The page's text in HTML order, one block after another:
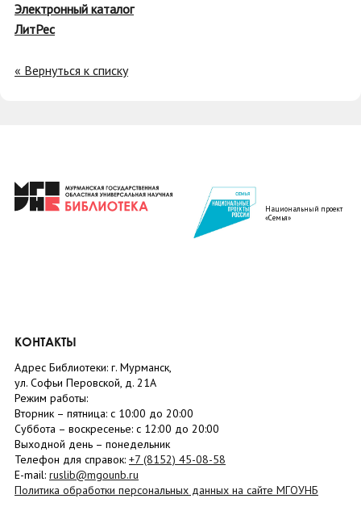
Электронный каталог
ЛитРес
« Вернуться к списку
Национальный проект
«Семья»
КОНТАКТЫ
Адрес Библиотеки: г. Мурманск,
ул. Софьи Перовской, д. 21А
Режим работы:
Вторник – пятница: с 10:00 до 20:00
Суббота – воскресенье: c 12:00 до 20:00
Выходной день – понедельник
Телефон для справок: +7 (8152) 45-08-58
E-mail: ruslib@mgounb.ru
Политика обработки персональных данных на сайте МГОУНБ